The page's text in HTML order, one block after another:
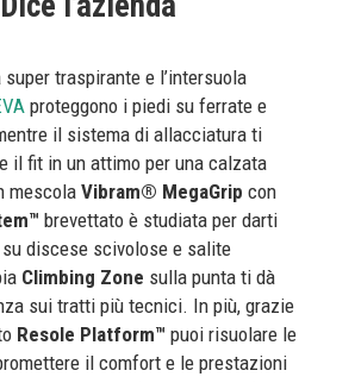
traspirante e l’intersuola
proteggono i piedi su ferrate e
il sistema di allacciatura ti
il fit in un attimo per una calzata
mescola Vibram® MegaGrip con
brevettato è studiata per darti
discese scivolose e salite
Climbing Zone sulla punta ti dà
sui tratti più tecnici. In più, grazie
Resole Platform™ puoi risuolare le
il comfort e le prestazioni